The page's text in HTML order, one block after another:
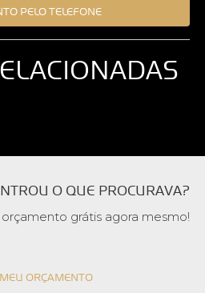
PELO TELEFONE
O QUE PROCURAVA?
orçamento grátis agora mesmo!
ORÇAMENTO